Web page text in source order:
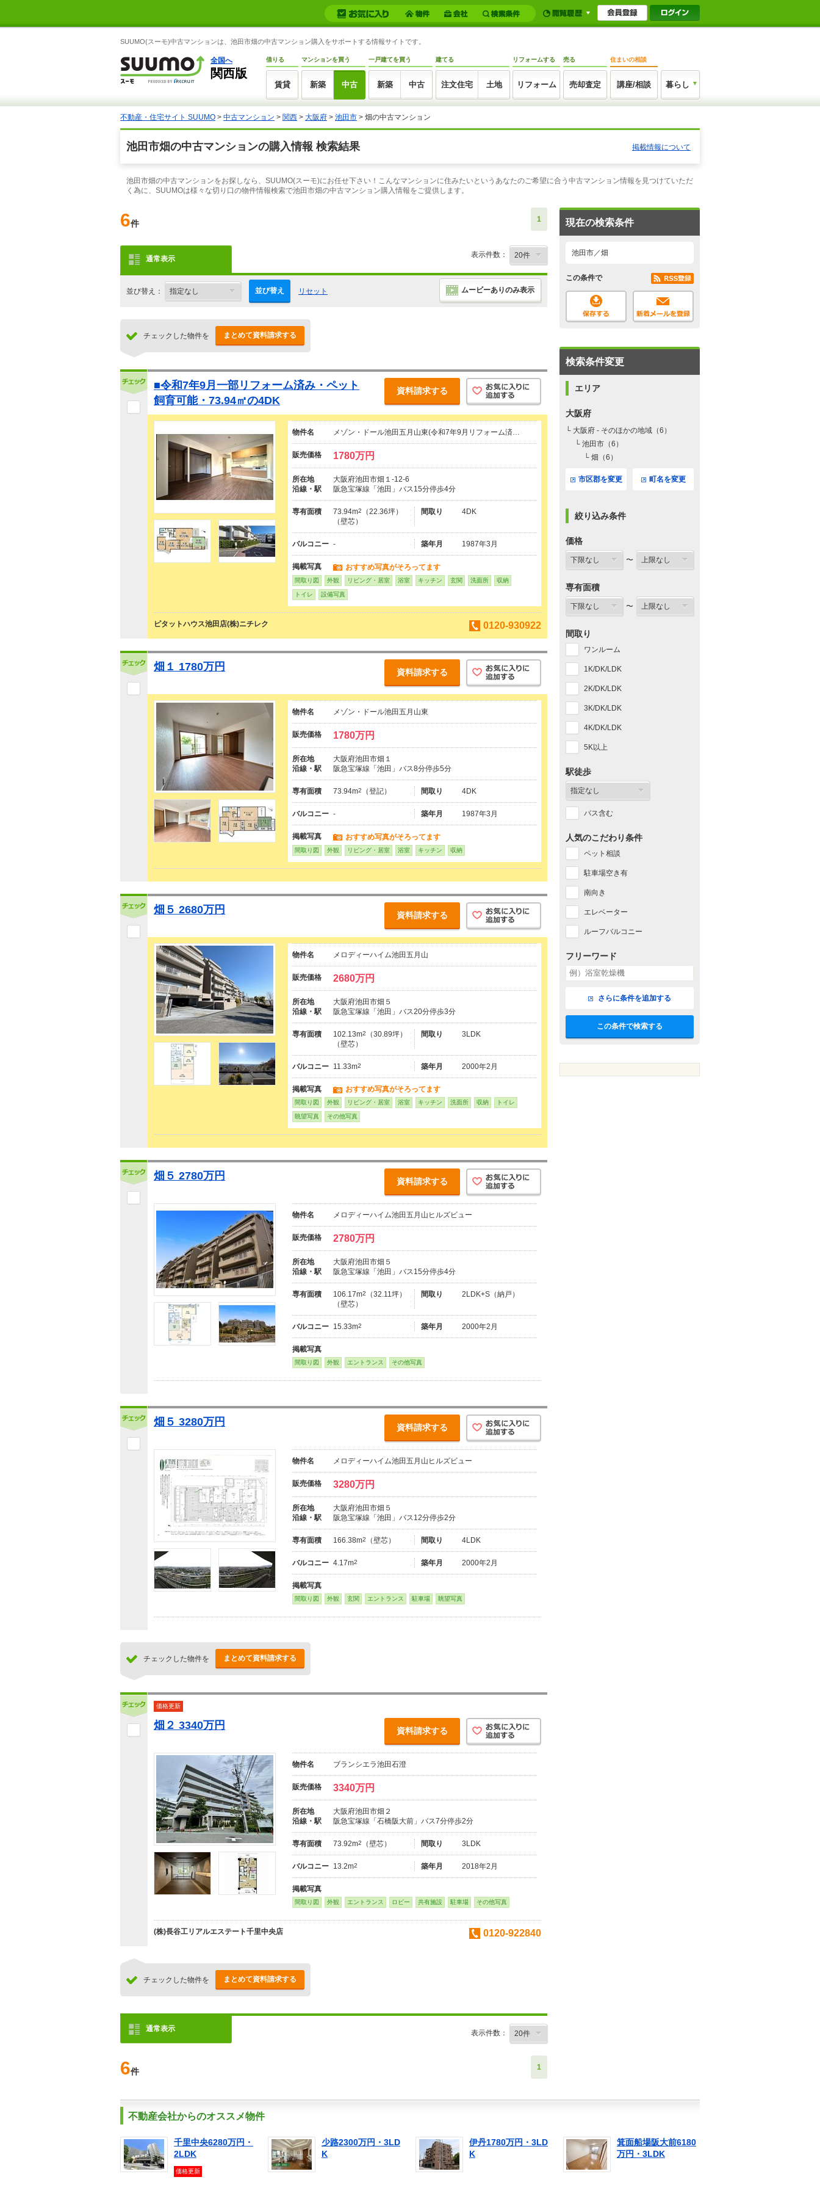
SUUMO(スーモ)中古マンションは、池田市畑の中古マンション購入をサポートする情報サイトです。
全国へ
関西版
借りる
賃貸
マンションを買う
新築 中古
一戸建てを買う
新築 中古
建てる
注文住宅 土地
リフォームする
リフォーム
売る
売却査定
住まいの相談
講座/相談 暮らし
不動産・住宅サイト SUUMO > 中古マンション > 関西 > 大阪府 > 池田市 > 畑の中古マンション
池田市畑の中古マンションの購入情報 検索結果 掲載情報について
池田市畑の中古マンションをお探しなら、SUUMO(スーモ)にお任せ下さい！こんなマンションに住みたいというあなたのご希望に合う中古マンション情報を見つけていただ
く為に、SUUMOは様々な切り口の物件情報検索で池田市畑の中古マンション購入情報をご提供します。
6件 1
通常表示 表示件数：
並び替え： 並び替え リセット ムービーありのみ表示
チェックした物件を まとめて資料請求する
■令和7年9月一部リフォーム済み・ペット
飼育可能・73.94㎡の4DK
資料請求する
物件名 メゾン・ドール池田五月山東(令和7年9月リフォーム済…
販売価格 1780万円
所在地
大阪府池田市畑１-12-6
沿線・駅
阪急宝塚線「池田」バス15分停歩4分
専有面積 73.94m2
（22.36坪）
（壁芯）
間取り 4DK
バルコニー - 築年月 1987年3月
掲載写真 おすすめ写真がそろってます
間取り図 外観 リビング・居室 浴室 キッチン 玄関 洗面所 収納
トイレ 設備写真
ピタットハウス池田店(株)ニチレク 0120-930922
畑１ 1780万円 資料請求する
物件名 メゾン・ドール池田五月山東
販売価格 1780万円
所在地
大阪府池田市畑１
沿線・駅
阪急宝塚線「池田」バス8分停歩5分
専有面積 73.94m2 （登記） 間取り 4DK
バルコニー - 築年月 1987年3月
掲載写真 おすすめ写真がそろってます
間取り図 外観 リビング・居室 浴室 キッチン 収納
畑５ 2680万円 資料請求する
物件名 メロディーハイム池田五月山
販売価格 2680万円
所在地
大阪府池田市畑５
沿線・駅
阪急宝塚線「池田」バス20分停歩3分
専有面積 102.13m2
（30.89坪）
（壁芯）
間取り 3LDK
バルコニー 11.33m2 築年月 2000年2月
掲載写真 おすすめ写真がそろってます
間取り図 外観 リビング・居室 浴室 キッチン 洗面所 収納 トイレ
眺望写真 その他写真
畑５ 2780万円 資料請求する
物件名 メロディーハイム池田五月山ヒルズビュー
販売価格 2780万円
所在地
大阪府池田市畑５
沿線・駅
阪急宝塚線「池田」バス15分停歩4分
専有面積 106.17m2
（32.11坪）
（壁芯）
間取り 2LDK+S（納戸）
バルコニー 15.33m2 築年月 2000年2月
掲載写真
間取り図 外観 エントランス その他写真
畑５ 3280万円 資料請求する
物件名 メロディーハイム池田五月山ヒルズビュー
販売価格 3280万円
所在地
大阪府池田市畑５
沿線・駅
阪急宝塚線「池田」バス12分停歩2分
専有面積 166.38m2 （壁芯） 間取り 4LDK
バルコニー 4.17m2 築年月 2000年2月
掲載写真
間取り図 外観 玄関 エントランス 駐車場 眺望写真
チェックした物件を まとめて資料請求する
価格更新
畑２ 3340万円 資料請求する
物件名 ブランシエラ池田石澄
販売価格 3340万円
所在地
大阪府池田市畑２
沿線・駅
阪急宝塚線「石橋阪大前」バス7分停歩2分
専有面積 73.92m2 （壁芯） 間取り 3LDK
バルコニー 13.2m2 築年月 2018年2月
掲載写真
間取り図 外観 エントランス ロビー 共有施設 駐車場 その他写真
(株)長谷工リアルエステート千里中央店 0120-922840
チェックした物件を まとめて資料請求する
通常表示 表示件数：
6件 1
現在の検索条件
池田市／畑
この条件で
検索条件変更
エリア
大阪府
└ 大阪府 - そのほかの地域（6）
└ 池田市（6）
└ 畑（6）
市区郡を変更 町名を変更
絞り込み条件
価格
〜
専有面積
〜
間取り
ワンルーム
1K/DK/LDK
2K/DK/LDK
3K/DK/LDK
4K/DK/LDK
5K以上
駅徒歩
バス含む
人気のこだわり条件
ペット相談
駐車場空き有
南向き
エレベーター
ルーフバルコニー
フリーワード
さらに条件を追加する
この条件で検索する
不動産会社からのオススメ物件
千里中央6280万円・
2LDK
価格更新
少路2300万円・3LD
K
伊丹1780万円・3LD
K
箕面船場阪大前6180
万円・3LDK